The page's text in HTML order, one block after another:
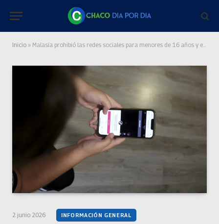
Inicio » Malasia prohibió las redes sociales para menores de 16 años y endurece el control sobre las plataformas
2 junio 2026 INFORMACIÓN GENERAL